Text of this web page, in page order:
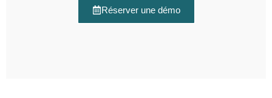
Réserver une démo